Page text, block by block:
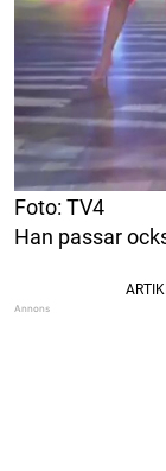
Foto: TV4
Han passar